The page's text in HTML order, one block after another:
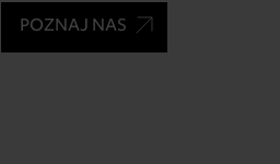
POZNAJ NAS